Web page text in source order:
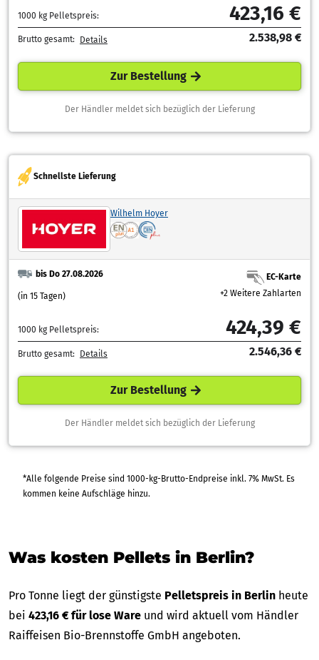
1000 kg Pelletspreis: 423,16 €
Brutto gesamt: Details 2.538,98 €
Zur Bestellung
Der Händler meldet sich bezüglich der Lieferung
Schnellste Lieferung
Wilhelm Hoyer
bis Do 27.08.2026
(in 15 Tagen)
EC-Karte
+2 Weitere Zahlarten
1000 kg Pelletspreis: 424,39 €
Brutto gesamt: Details 2.546,36 €
Zur Bestellung
Der Händler meldet sich bezüglich der Lieferung
*Alle folgende Preise sind 1000-kg-Brutto-Endpreise inkl. 7% MwSt. Es
kommen keine Aufschläge hinzu.
Was kosten Pellets in Berlin?
Pro Tonne liegt der günstigste Pelletspreis in Berlin heute
bei 423,16 € für lose Ware und wird aktuell vom Händler
Raiffeisen Bio-Brennstoffe GmbH angeboten.